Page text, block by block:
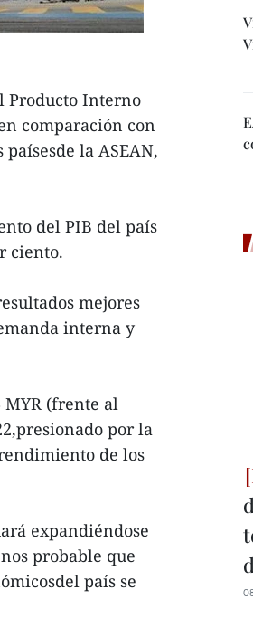
Producto Interno
comparación con
la ASEAN,
del PIB del país
ciento.
mejores
interna y
(frente al
por la
de los
expandiéndose
probable que
país se